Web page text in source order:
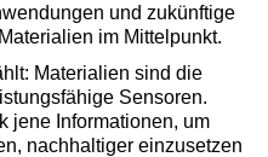
und zukünftige
im Mittelpunkt.
Materialien sind die
Sensoren.
jene Informationen, um
nachhaltiger einzusetzen